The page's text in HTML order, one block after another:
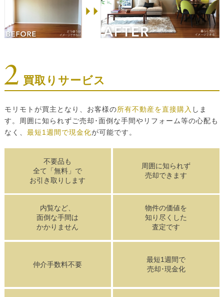
買取りサービス
モリモトが買主となり、お客様の所有不動産を直接購入 しま
す。周囲に知られずご売却･面倒な手間やリフォーム等の心配も
なく、 最短1週間で現金化が可能です。
不要品も
全て「無料」で
お引き取りします
周囲に知られず
売却できます
内覧など、
面倒な手間は
かかりません
物件の価値を
知り尽くした
査定です
仲介手数料不要
最短1週間で
売却･現金化